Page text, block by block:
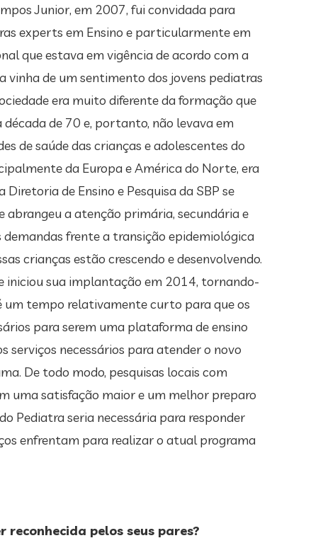
Junior, em 2007, fui convidada para
experts em Ensino e particularmente em
que estava em vigência de acordo com a
vinha de um sentimento dos jovens pediatras
era muito diferente da formação que
de 70 e, portanto, não levava em
de saúde das crianças e adolescentes do
da Europa e América do Norte, era
de Ensino e Pesquisa da SBP se
abrangeu a atenção primária, secundária e
frente a transição epidemiológica
crianças estão crescendo e desenvolvendo.
iniciou sua implantação em 2014, tornando-
um tempo relativamente curto para que os
para serem uma plataforma de ensino
necessários para atender o novo
De todo modo, pesquisas locais com
uma satisfação maior e um melhor preparo
Pediatra seria necessária para responder
enfrentam para realizar o atual programa
reconhecida pelos seus pares?